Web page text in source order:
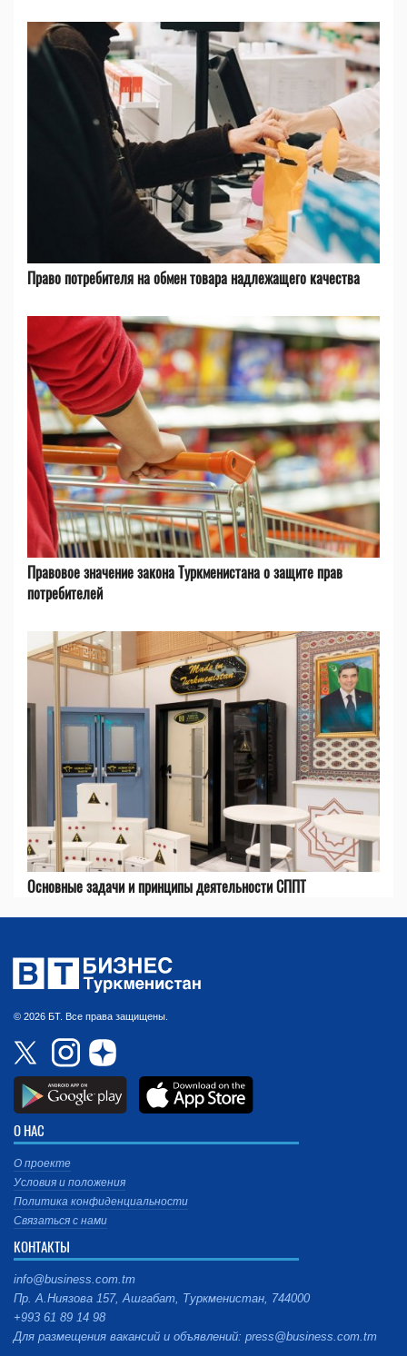
Право потребителя на обмен товара надлежащего качества
Правовое значение закона Туркменистана о защите прав
потребителей
Основные задачи и принципы деятельности СППТ
© 2026 БТ. Все права защищены.
О НАС
О проекте
Условия и положения
Политика конфиденциальности
Связаться с нами
КОНТАКТЫ
info@business.com.tm
Пр. А.Ниязова 157, Ашгабат, Туркменистан, 744000
+993 61 89 14 98
Для размещения вакансий и объявлений: press@business.com.tm